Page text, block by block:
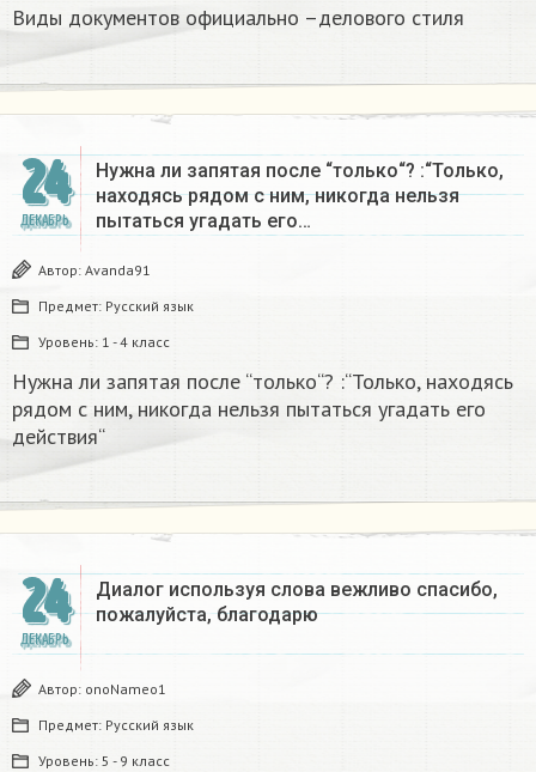
Виды документов официально –делового стиля
24
ДЕКАБРЬ
Нужна ли запятая после “только“? :“Только,
находясь рядом с ним, никогда нельзя
пытаться угадать его…
Автор: Avanda91
Предмет: Русский язык
Уровень: 1 - 4 класс
Нужна ли запятая после “только“? :“Только, находясь
рядом с ним, никогда нельзя пытаться угадать его
действия“
24
ДЕКАБРЬ
Диалог используя слова вежливо спасибо,
пожалуйста, благодарю
Автор: onoNameo1
Предмет: Русский язык
Уровень: 5 - 9 класс